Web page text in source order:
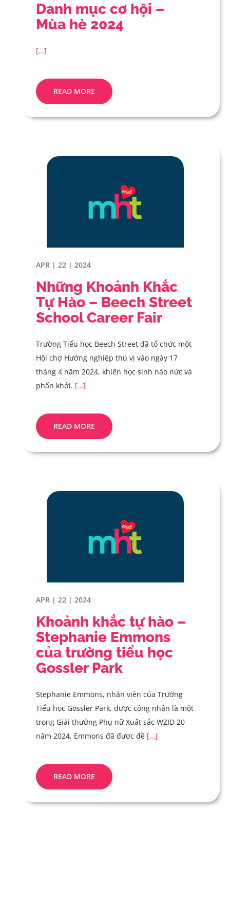
Danh mục cơ hội –
Mùa hè 2024
[…]
READ MORE
APR | 22 | 2024
Những Khoảnh Khắc
Tự Hào – Beech Street
School Career Fair
Trường Tiểu học Beech Street đã tổ chức một
Hội chợ Hướng nghiệp thú vị vào ngày 17
tháng 4 năm 2024, khiến học sinh náo nức và
phấn khởi. […]
READ MORE
APR | 22 | 2024
Khoảnh khắc tự hào –
Stephanie Emmons
của trường tiểu học
Gossler Park
Stephanie Emmons, nhân viên của Trường
Tiểu học Gossler Park, được công nhận là một
trong Giải thưởng Phụ nữ Xuất sắc WZID 20
năm 2024. Emmons đã được đề […]
READ MORE